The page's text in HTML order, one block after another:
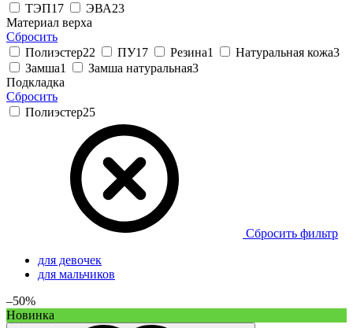
ТЭП17 ЭВА23
Материал верха
Сбросить
Полиэстер22 ПУ17 Резина1 Натуральная кожа3
Замша1 Замша натуральная3
Подкладка
Сбросить
Полиэстер25
Сбросить фильтр
для девочек
для мальчиков
–50%
Новинка